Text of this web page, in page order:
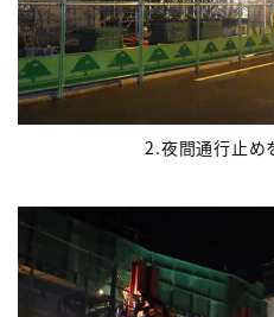
2.夜間通行止め